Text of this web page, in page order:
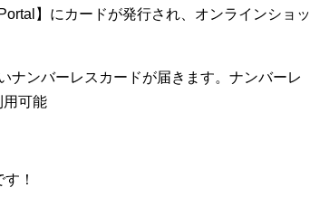
】にカードが発行され、オンラインショッ
ナンバーレスカードが届きます。ナンバーレ
用可能
！